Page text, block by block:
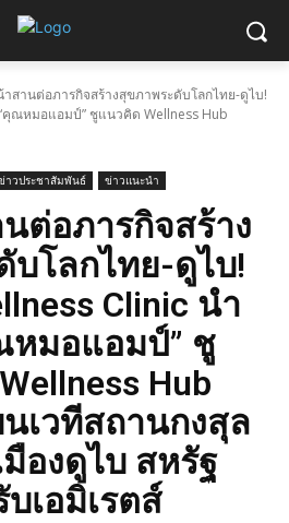
าสานต่อภารกิจสร้างสุขภาพระดับโลกไทย-ดูไบ!
คุณหมอแอมป์” ชูแนวคิด Wellness Hub
าวประชาสัมพันธ์ ข่าวแนะนำ
ต่อภารกิจสร้าง
บโลกไทย-ดูไบ!
Clinic นำ
หมอแอมป์” ชู
Hub
เวทีสถานกงสุล
องดูไบ สหรัฐ
เอมิเรตส์